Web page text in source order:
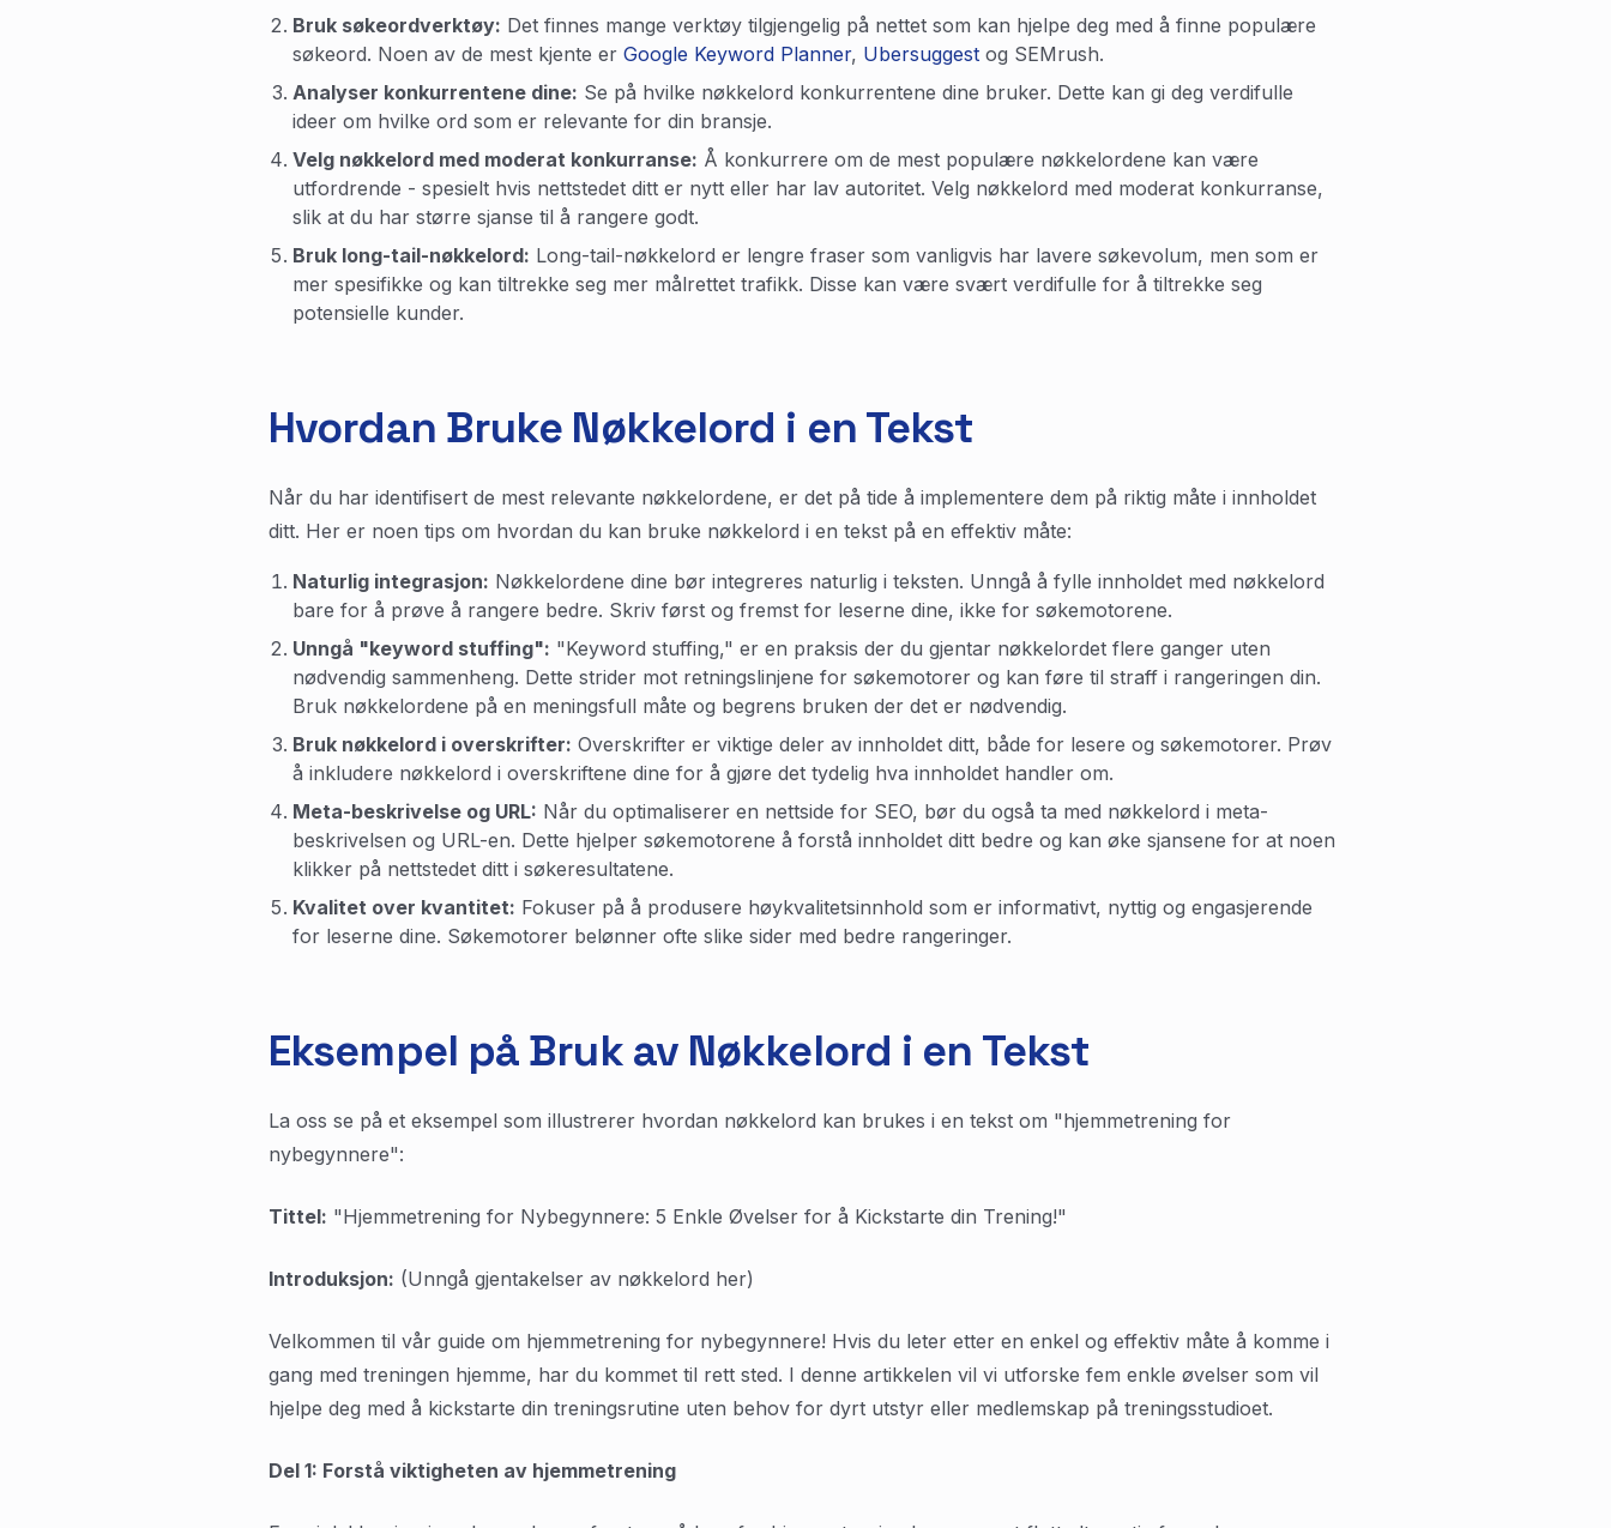
Bruk søkeordverktøy: Det finnes mange verktøy tilgjengelig på nettet som kan hjelpe deg med å finne populære
søkeord. Noen av de mest kjente er Google Keyword Planner, Ubersuggest og SEMrush.
Analyser konkurrentene dine: Se på hvilke nøkkelord konkurrentene dine bruker. Dette kan gi deg verdifulle
ideer om hvilke ord som er relevante for din bransje.
Velg nøkkelord med moderat konkurranse: Å konkurrere om de mest populære nøkkelordene kan være
utfordrende - spesielt hvis nettstedet ditt er nytt eller har lav autoritet. Velg nøkkelord med moderat konkurranse,
slik at du har større sjanse til å rangere godt.
Bruk long-tail-nøkkelord: Long-tail-nøkkelord er lengre fraser som vanligvis har lavere søkevolum, men som er
mer spesifikke og kan tiltrekke seg mer målrettet trafikk. Disse kan være svært verdifulle for å tiltrekke seg
potensielle kunder.
Hvordan Bruke Nøkkelord i en Tekst
Når du har identifisert de mest relevante nøkkelordene, er det på tide å implementere dem på riktig måte i innholdet
ditt. Her er noen tips om hvordan du kan bruke nøkkelord i en tekst på en effektiv måte:
Naturlig integrasjon: Nøkkelordene dine bør integreres naturlig i teksten. Unngå å fylle innholdet med nøkkelord
bare for å prøve å rangere bedre. Skriv først og fremst for leserne dine, ikke for søkemotorene.
Unngå "keyword stuffing": "Keyword stuffing," er en praksis der du gjentar nøkkelordet flere ganger uten
nødvendig sammenheng. Dette strider mot retningslinjene for søkemotorer og kan føre til straff i rangeringen din.
Bruk nøkkelordene på en meningsfull måte og begrens bruken der det er nødvendig.
Bruk nøkkelord i overskrifter: Overskrifter er viktige deler av innholdet ditt, både for lesere og søkemotorer. Prøv
å inkludere nøkkelord i overskriftene dine for å gjøre det tydelig hva innholdet handler om.
Meta-beskrivelse og URL: Når du optimaliserer en nettside for SEO, bør du også ta med nøkkelord i meta-
beskrivelsen og URL-en. Dette hjelper søkemotorene å forstå innholdet ditt bedre og kan øke sjansene for at noen
klikker på nettstedet ditt i søkeresultatene.
Kvalitet over kvantitet: Fokuser på å produsere høykvalitetsinnhold som er informativt, nyttig og engasjerende
for leserne dine. Søkemotorer belønner ofte slike sider med bedre rangeringer.
Eksempel på Bruk av Nøkkelord i en Tekst
La oss se på et eksempel som illustrerer hvordan nøkkelord kan brukes i en tekst om "hjemmetrening for
nybegynnere":
Tittel: "Hjemmetrening for Nybegynnere: 5 Enkle Øvelser for å Kickstarte din Trening!"
Introduksjon: (Unngå gjentakelser av nøkkelord her)
Velkommen til vår guide om hjemmetrening for nybegynnere! Hvis du leter etter en enkel og effektiv måte å komme i
gang med treningen hjemme, har du kommet til rett sted. I denne artikkelen vil vi utforske fem enkle øvelser som vil
hjelpe deg med å kickstarte din treningsrutine uten behov for dyrt utstyr eller medlemskap på treningsstudioet.
Del 1: Forstå viktigheten av hjemmetrening